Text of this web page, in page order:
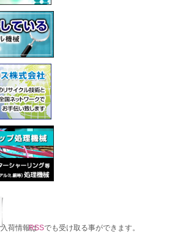
入荷情報はRSSでも受け取る事ができます。